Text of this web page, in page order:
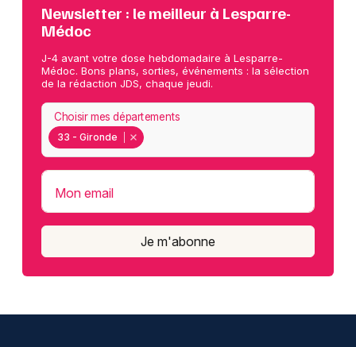
Newsletter : le meilleur à Lesparre-
Médoc
J-4 avant votre dose hebdomadaire à Lesparre-
Médoc. Bons plans, sorties, événements : la sélection
de la rédaction JDS, chaque jeudi.
33 - Gironde
Choisir mes départements
Mon email
Je m'abonne